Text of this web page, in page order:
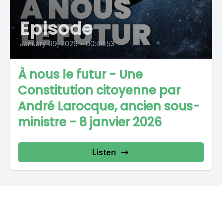
Episode
January 09, 2026 • 00:46:53
À nous le futur - Une
Constitution citoyenne par
André Larocque, ancien sous-
ministre - 8 janvier 2026
Listen